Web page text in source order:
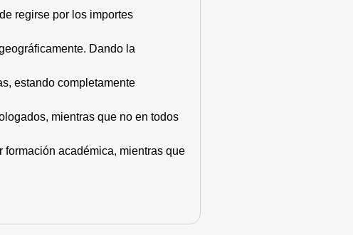
regirse por los importes
Dando la
estando completamente
mientras que no en todos
académica, mientras que